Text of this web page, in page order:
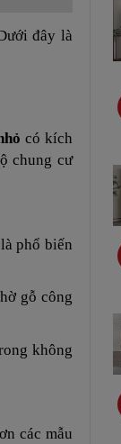
đây là
có kích
chung cư
phổ biến
gỗ công
không
các mẫu